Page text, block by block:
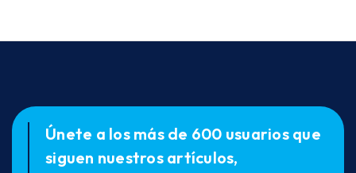
Únete a los más de 600 usuarios que
siguen nuestros artículos,